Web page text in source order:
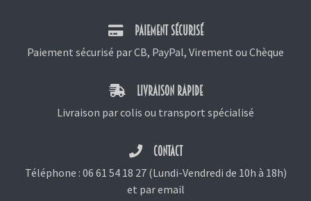
PAIEMENT SÉCURISÉ
Paiement sécurisé par CB, PayPal, Virement ou Chèque
LIVRAISON RAPIDE
Livraison par colis ou transport spécialisé
CONTACT
Téléphone : 06 61 54 18 27(Lundi-Vendredi de 10h à 18h)
et par email